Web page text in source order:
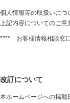
個人情報等の取扱いにつ
上記内容についてのご意
**** お客様情報相談窓口
改訂について
本ホームページへの掲載